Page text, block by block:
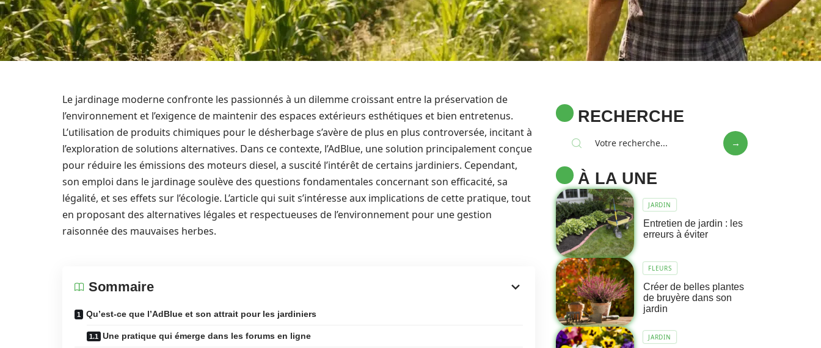
Le jardinage moderne confronte les passionnés à un dilemme croissant entre la préservation de
l’environnement et l’exigence de maintenir des espaces extérieurs esthétiques et bien entretenus.
L’utilisation de produits chimiques pour le désherbage s’avère de plus en plus controversée, incitant à
l’exploration de solutions alternatives. Dans ce contexte, l’AdBlue, une solution principalement conçue
pour réduire les émissions des moteurs diesel, a suscité l’intérêt de certains jardiniers. Cependant,
son emploi dans le jardinage soulève des questions fondamentales concernant son efficacité, sa
légalité, et ses effets sur l’écologie. L’article qui suit s’intéresse aux implications de cette pratique, tout
en proposant des alternatives légales et respectueuses de l’environnement pour une gestion
raisonnée des mauvaises herbes.
Sommaire
Qu’est-ce que l’AdBlue et son attrait pour les jardiniers
Une pratique qui émerge dans les forums en ligne
RECHERCHE
À LA UNE
JARDIN
Entretien de jardin : les
erreurs à éviter
FLEURS
Créer de belles plantes
de bruyère dans son
jardin
JARDIN